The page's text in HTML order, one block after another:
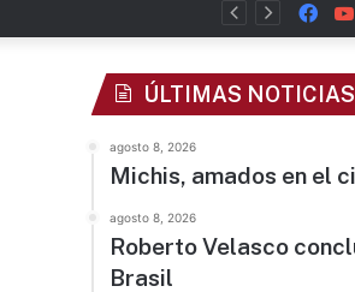
ÚLTIMAS NOTICIAS
agosto 8, 2026
Michis, amados en el
agosto 8, 2026
Roberto Velasco
Brasil